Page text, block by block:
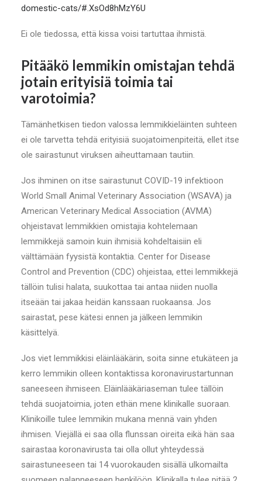
domestic-cats/#.XsOd8hMzY6U
Ei ole tiedossa, että kissa voisi tartuttaa ihmistä.
Pitääkö lemmikin omistajan tehdä
jotain erityisiä toimia tai
varotoimia?
Tämänhetkisen tiedon valossa lemmikkieläinten suhteen
ei ole tarvetta tehdä erityisiä suojatoimenpiteitä, ellet itse
ole sairastunut viruksen aiheuttamaan tautiin.
Jos ihminen on itse sairastunut COVID-19 infektioon
World Small Animal Veterinary Association (WSAVA) ja
American Veterinary Medical Association (AVMA)
ohjeistavat lemmikkien omistajia kohtelemaan
lemmikkejä samoin kuin ihmisiä kohdeltaisiin eli
välttämään fyysistä kontaktia. Center for Disease
Control and Prevention (CDC) ohjeistaa, ettei lemmikkejä
tällöin tulisi halata, suukottaa tai antaa niiden nuolla
itseään tai jakaa heidän kanssaan ruokaansa. Jos
sairastat, pese kätesi ennen ja jälkeen lemmikin
käsittelyä.
Jos viet lemmikkisi eläinlääkärin, soita sinne etukäteen ja
kerro lemmikin olleen kontaktissa koronavirustartunnan
saneeseen ihmiseen. Eläinlääkäriaseman tulee tällöin
tehdä suojatoimia, joten ethän mene klinikalle suoraan.
Klinikoille tulee lemmikin mukana mennä vain yhden
ihmisen. Viejällä ei saa olla flunssan oireita eikä hän saa
sairastaa koronavirusta tai olla ollut yhteydessä
sairastuneeseen tai 14 vuorokauden sisällä ulkomailta